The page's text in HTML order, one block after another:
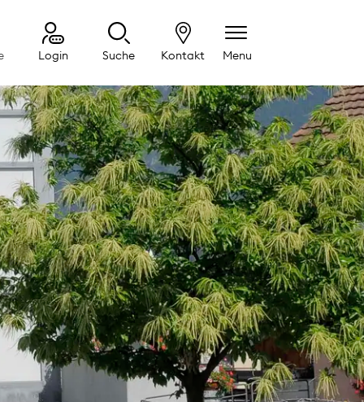
Login Suche Kontakt Menu